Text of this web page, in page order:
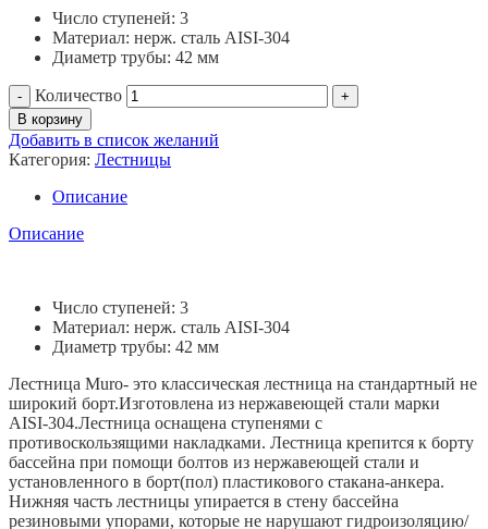
Число ступеней: 3
Материал: нерж. сталь AISI-304
Диаметр трубы: 42 мм
Количество
В корзину
Добавить в список желаний
Категория: Лестницы
Описание
Описание
Число ступеней: 3
Материал: нерж. сталь AISI-304
Диаметр трубы: 42 мм
Лестница Muro- это классическая лестница на стандартный не
широкий борт.Изготовлена из нержавеющей стали марки
AISI-304.Лестница оснащена ступенями с
противоскользящими накладками. Лестница крепится к борту
бассейна при помощи болтов из нержавеющей стали и
установленного в борт(пол) пластикового стакана-анкера.
Нижняя часть лестницы упирается в стену бассейна
резиновыми упорами, которые не нарушают гидроизоляцию/